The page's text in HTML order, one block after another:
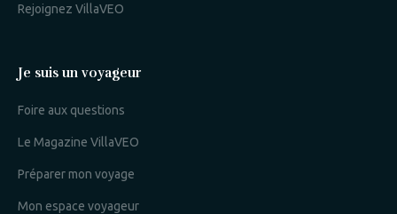
Rejoignez VillaVEO
Je suis un voyageur
Foire aux questions
Le Magazine VillaVEO
Préparer mon voyage
Mon espace voyageur